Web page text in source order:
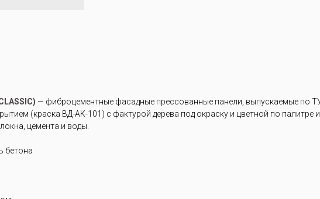
— фиброцементные фасадные прессованные панели, выпускаемые по
(краска ВД-АК-101) с фактурой дерева под окраску и цветной по палитре
цемента и воды.
бетона